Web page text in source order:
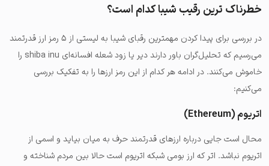
خطرناک ترین رقیب شیبا کدام است؟
در بررسی برای پیدا کردن مهمترین رقبای شیبا به لیستی از ۵ رمز ارز قدرتمند
می‌رسیم که تحلیل‌گران باور دارند دیر یا زود شعله افسانه‌ای shiba inu را
خاموش می‌کنند. در ادامه هر کدام از این رمز ارزها را به تفکیک بررسی
می‌کنیم:
اتریوم (Ethereum)
محال است جایی درباره ارزهای قدرتمند حرف به میان بیاید و اسمی از
اتریوم نباشد. اتر که ارز بومی شبکه اتریوم است حالا بین مردم شناخته و